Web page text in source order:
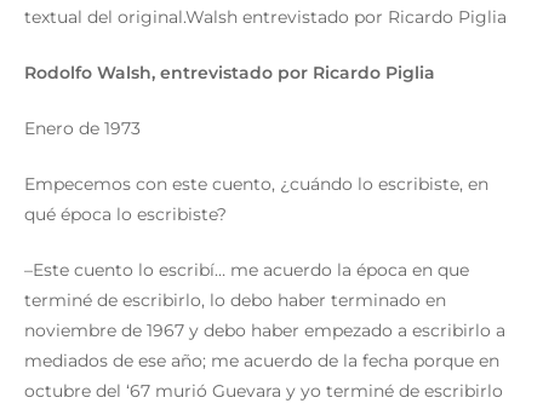
textual del original.Walsh entrevistado por Ricardo Piglia
Rodolfo Walsh, entrevistado por Ricardo Piglia
Enero de 1973
Empecemos con este cuento, ¿cuándo lo escribiste, en
qué época lo escribiste?
–Este cuento lo escribí… me acuerdo la época en que
terminé de escribirlo, lo debo haber terminado en
noviembre de 1967 y debo haber empezado a escribirlo a
mediados de ese año; me acuerdo de la fecha porque en
octubre del ‘67 murió Guevara y yo terminé de escribirlo